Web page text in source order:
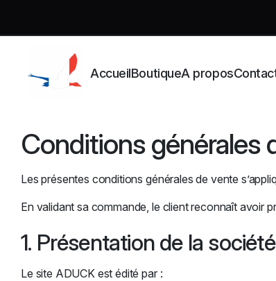
AccueilBoutiqueA propos
Conditions générales
Les présentes conditions générales de vente
En validant sa commande, le client reconnaît avoir
1. Présentation de la société
Le site ADUCK est édité par :